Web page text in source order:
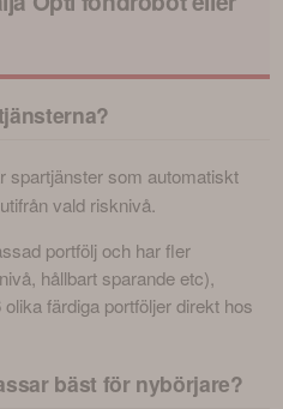
spartjänster som automatiskt
vald risknivå.
portfölj och har fler
hållbart sparande etc),
färdiga portföljer direkt hos
bäst för nybörjare?